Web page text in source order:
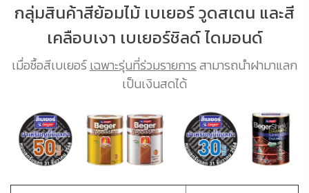
กลุ่มสินค้าสีย้อมไม้ เบเยอร์ วูดสเตน และสี
เคลือบเงา เบเยอร์ชิลด์ ไดมอนด์
เมื่อซื้อสีเบเยอร์เฉพาะรุ่นที่ร่วมรายการสามารถนำฝามาแลก
เป็นเงินสดได้